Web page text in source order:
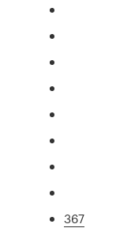
367